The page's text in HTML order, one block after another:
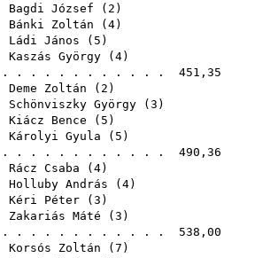
Bagdi József ( 2 )
Bánki Zoltán ( 4)
Ládi János ( 5 )
Kaszás György ( 4)
. . . . . . . . . . . . 451,35
Deme Zoltán ( 2 )
Schönviszky György ( 3 )
Kiácz Bence ( 5 )
Károlyi Gyula ( 5 )
. . . . . . . . . . . . 490,36
Rácz Csaba ( 4)
Holluby András ( 4)
Kéri Péter ( 3 )
Zakariás Máté ( 3 )
. . . . . . . . . . . . 538,00
Korsós Zoltán ( 7 )